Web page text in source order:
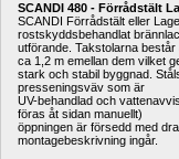
SCANDI 480 - Förrådstält
SCANDI Förrådstält eller
rostskyddsbehandlat
utförande. Takstolarna
ca 1,2 m emellan dem vilket
stark och stabil byggnad.
presseningsväv som är
UV-behandlad och
föras åt sidan manuellt)
öppningen är försedd med
montagebeskrivning ingår.